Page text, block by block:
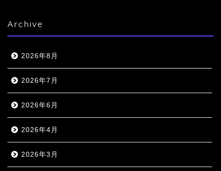
Archive
2026年8月
2026年7月
2026年6月
2026年4月
2026年3月